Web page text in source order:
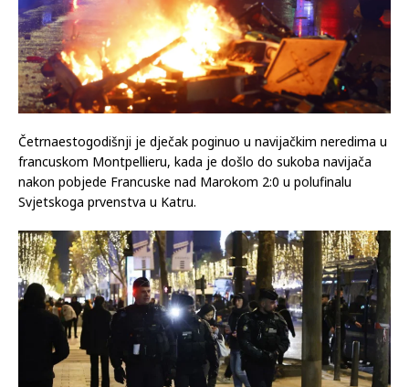
Četrnaestogodišnji je dječak poginuo u navijačkim neredima u
francuskom Montpellieru, kada je došlo do sukoba navijača
nakon pobjede Francuske nad Marokom 2:0 u polufinalu
Svjetskoga prvenstva u Katru.